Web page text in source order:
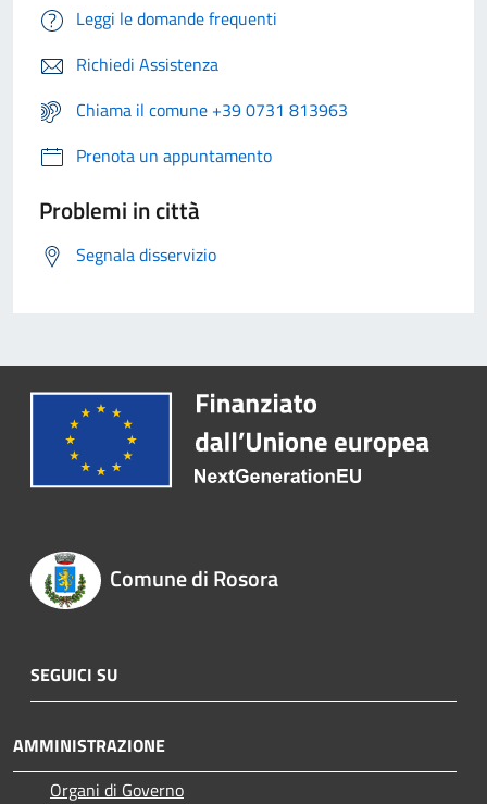
Leggi le domande frequenti
Richiedi Assistenza
Chiama il comune +39 0731 813963
Prenota un appuntamento
Problemi in città
Segnala disservizio
Comune di Rosora
SEGUICI SU
AMMINISTRAZIONE
Organi di Governo